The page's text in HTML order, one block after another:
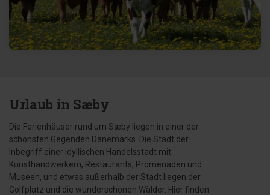
Urlaub in Sæby
Die Ferienhäuser rund um Sæby liegen in einer der
schönsten Gegenden Dänemarks. Die Stadt der
Inbegriff einer idyllischen Handelsstadt mit
Kunsthandwerkern, Restaurants, Promenaden und
Museen, und etwas außerhalb der Stadt liegen der
Golfplatz und die wunderschönen Wälder. Hier finden